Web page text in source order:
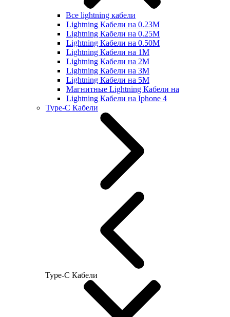
Все lightning кабели
Lightning Кабели на 0.23М
Lightning Кабели на 0.25М
Lightning Кабели на 0.50М
Lightning Кабели на 1М
Lightning Кабели на 2М
Lightning Кабели на 3М
Lightning Кабели на 5М
Магнитные Lightning Кабели на
Lightning Кабели на Iphone 4
Type-C Кабели
Type-C Кабели